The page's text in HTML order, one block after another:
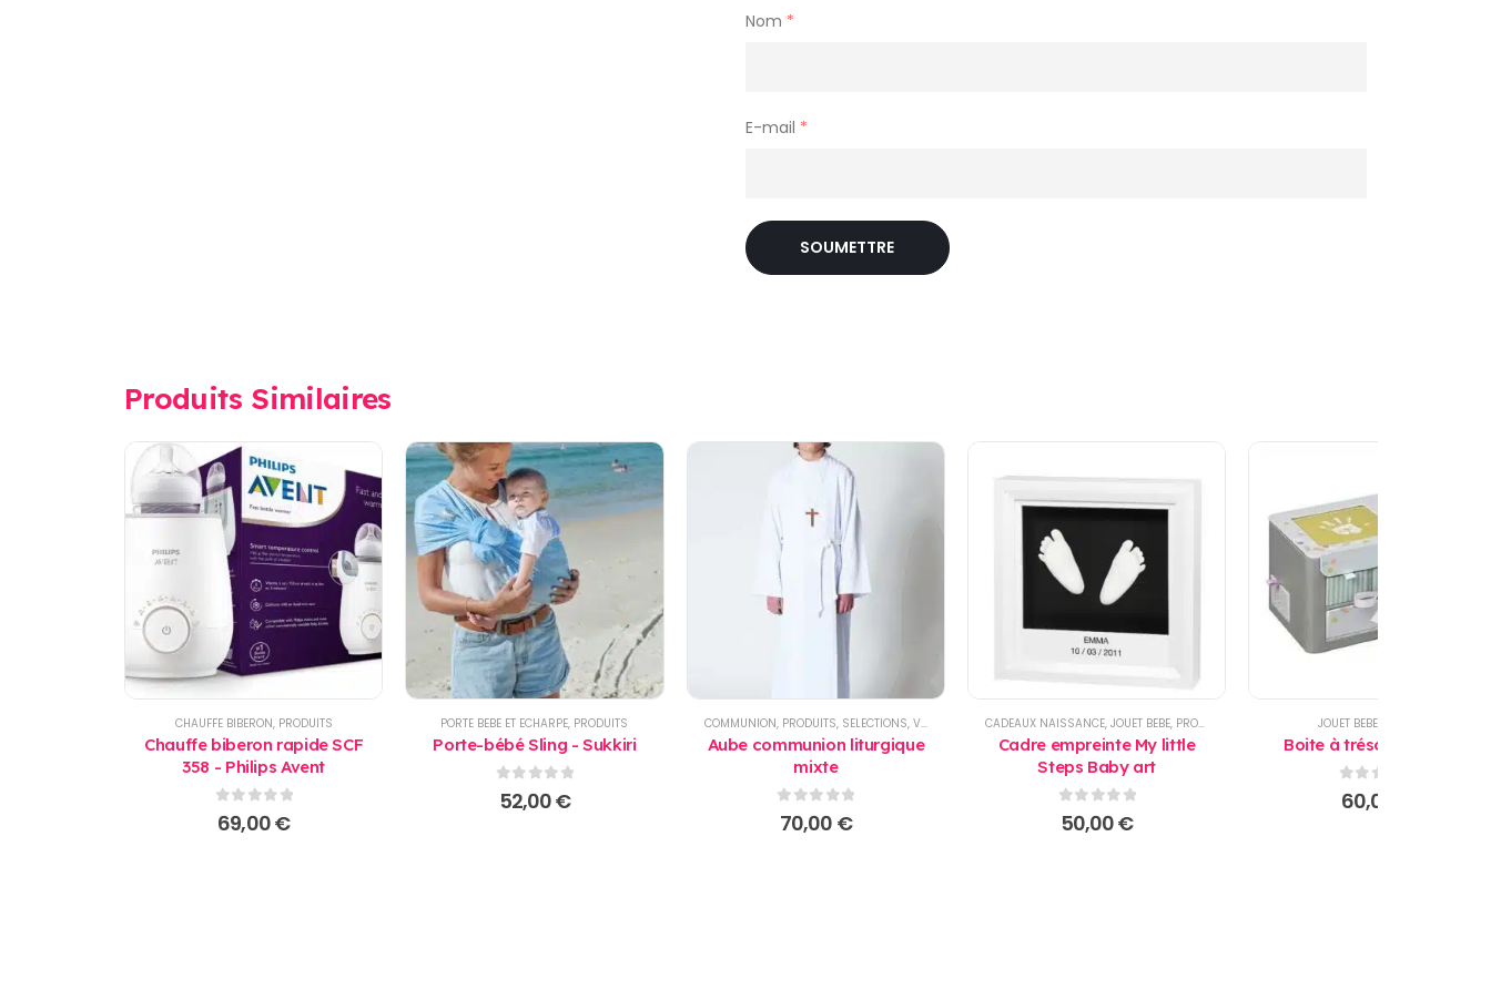
Nom *
E-mail *
Produits Similaires
CHAUFFE BIBERON, PRODUITS
Chauffe biberon rapide SCF
358 - Philips Avent
0sur 5
69,00€
PORTE BEBE ET ECHARPE, PRODUITS
Porte-bébé Sling - Sukkiri
0sur 5
52,00€
COMMUNION, PRODUITS, SELECTIONS, VÊTEMENT ENFANTS
Aube communion liturgique
mixte
0sur 5
70,00 €
CADEAUX NAISSANCE, JOUET BEBE, PRODUITS
Cadre empreinte My little
Steps Baby art
0sur 5
50,00€
JOUET BEBE,
Boite à trésors Baby Art
0sur 5
60,00